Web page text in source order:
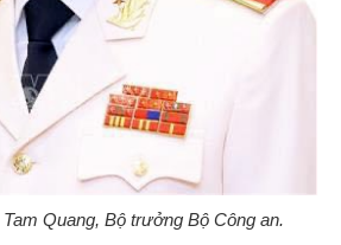
Quang, Bộ trưởng Bộ Công an.